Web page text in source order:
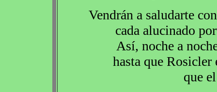
Vendrán a saludarte
cada alucinado
Así, noche a
hasta que
que